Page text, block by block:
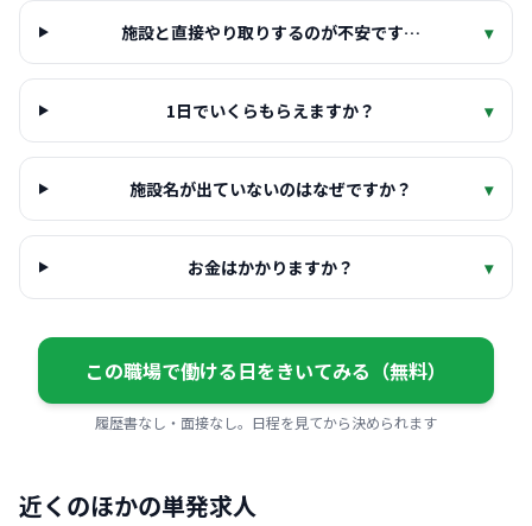
施設と直接やり取りするのが不安です… ▾
1日でいくらもらえますか？ ▾
施設名が出ていないのはなぜですか？ ▾
お金はかかりますか？ ▾
この職場で働ける日をきいてみる（無料）
履歴書なし・面接なし。日程を見てから決められます
近くのほかの単発求人